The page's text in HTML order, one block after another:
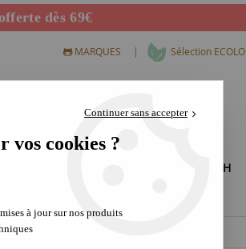
dès 69€
MARQUES | Sélection ECOLO
MODE & HIGH TECH
Continuer sans accepter
vos cookies ?
à jour sur nos produits